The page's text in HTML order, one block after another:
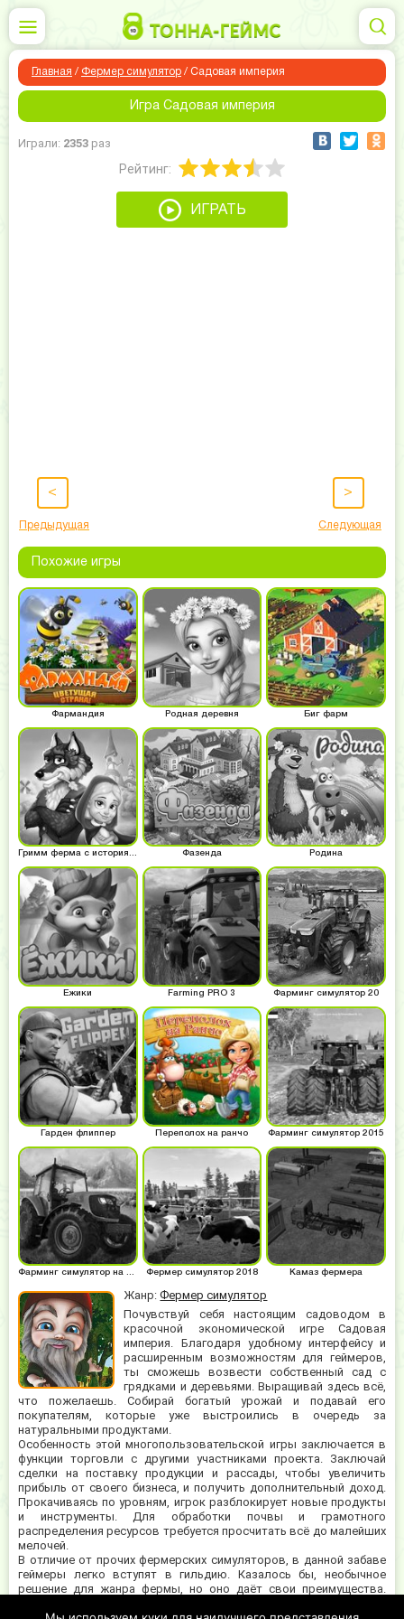
Главная / Фермер симулятор / Садовая империя
Игра Садовая империя
Играли: 2353 раз
Рейтинг:
ИГРАТЬ
<
Предыдущая
>
Следующая
Жанр:Фермер симулятор
Почувствуй себя настоящим садоводом в
красочной экономической игре Садовая
империя. Благодаря удобному интерфейсу и
расширенным возможностям для геймеров,
ты сможешь возвести собственный сад с
грядками и деревьями. Выращивай здесь всё,
что пожелаешь. Собирай богатый урожай и подавай его
покупателям, которые уже выстроились в очередь за
натуральными продуктами.
Особенность этой многопользовательской игры заключается в
функции торговли с другими участниками проекта. Заключай
сделки на поставку продукции и рассады, чтобы увеличить
прибыль от своего бизнеса, и получить дополнительный доход.
Прокачиваясь по уровням, игрок разблокирует новые продукты
и инструменты. Для обработки почвы и грамотного
распределения ресурсов требуется просчитать всё до малейших
мелочей.
В отличие от прочих фермерских симуляторов, в данной забаве
геймеры легко вступят в гильдию. Казалось бы, необычное
решение для жанра фермы, но оно даёт свои преимущества.
Похожие игры
Фармандия Родная деревня Биг фарм
Гримм ферма с историями Фазенда Родина
Ёжики Farming PRO 3 Фарминг симулятор 20
Гарден флиппер Переполох на ранчо Фарминг симулятор 2015
Фарминг симулятор на русском Фермер симулятор 2018 Камаз фермера